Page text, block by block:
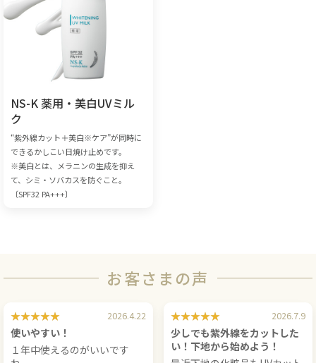
NS-K 薬用・美白UVミル
ク
“紫外線カット＋美白※ケア”が同時に
できるかしこい日焼け止めです。
※美白とは、メラニンの生成を抑え
て、シミ・ソバカスを防ぐこと。
〔SPF32 PA+++〕
お客さまの声
2026.4.22
使いやすい！
１年中使えるのがいいです
2026.7.9
少しでも紫外線をカットした
い！下地から始めよう！